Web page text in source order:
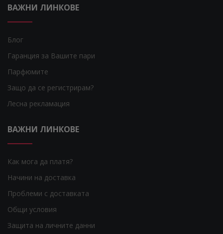
ВАЖНИ ЛИНКОВЕ
Блог
Гаранция за Вашите пари
Парфюмите
Защо да се регистрирам?
Лесна рекламация
ВАЖНИ ЛИНКОВЕ
Как мога да платя?
Начини на доставка
Проблеми с доставката
Общи условия
Защита на личните данни